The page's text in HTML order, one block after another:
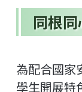
同根
為配合國家
學生開展特